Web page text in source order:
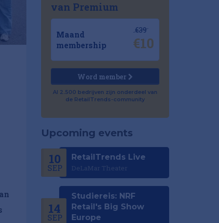
van Premium
Maand
membership
€39
€10
Word member
Al 2.500 bedrijven zijn onderdeel van
de RetailTrends-community
Upcoming events
10
SEP
RetailTrends Live
DeLaMar Theater
14
SEP
Studiereis: NRF
Retail's Big Show
Europe